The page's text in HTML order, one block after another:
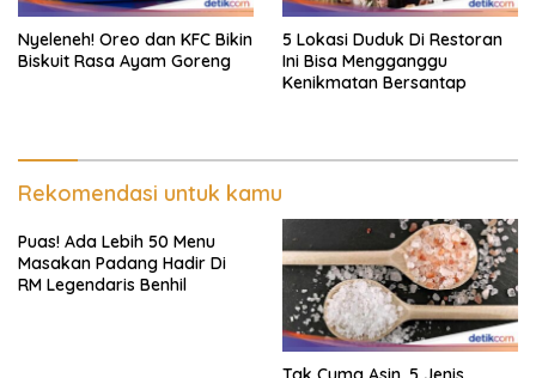
Nyeleneh! Oreo dan KFC Bikin
Biskuit Rasa Ayam Goreng
5 Lokasi Duduk Di Restoran
Ini Bisa Mengganggu
Kenikmatan Bersantap
Rekomendasi untuk kamu
Puas! Ada Lebih 50 Menu
Masakan Padang Hadir Di
RM Legendaris Benhil